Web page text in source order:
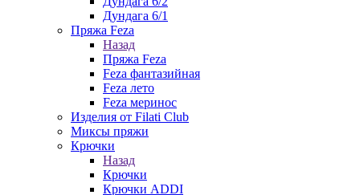
Дундага 6/1
Пряжа Feza
Назад
Пряжа Feza
Feza фантазийная
Feza лето
Feza меринос
Изделия от Filati Club
Миксы пряжи
Крючки
Назад
Крючки
Крючки ADDI